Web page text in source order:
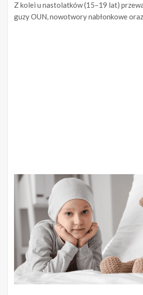
Z kolei u nastolatków (15–19 lat)
guzy OUN, nowotwory nabłonkowe